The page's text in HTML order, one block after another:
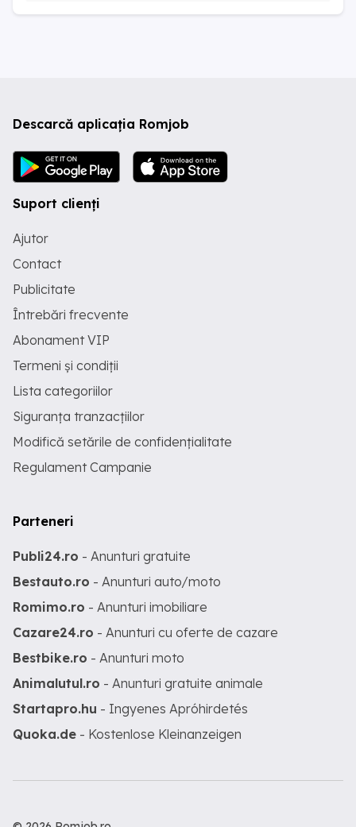
Descarcă aplicația Romjob
Suport clienți
Ajutor
Contact
Publicitate
Întrebări frecvente
Abonament VIP
Termeni și condiții
Lista categoriilor
Siguranța tranzacțiilor
Modifică setările de confidențialitate
Regulament Campanie
Parteneri
Publi24.ro - Anunturi gratuite
Bestauto.ro - Anunturi auto/moto
Romimo.ro - Anunturi imobiliare
Cazare24.ro - Anunturi cu oferte de cazare
Bestbike.ro - Anunturi moto
Animalutul.ro - Anunturi gratuite animale
Startapro.hu - Ingyenes Apróhirdetés
Quoka.de - Kostenlose Kleinanzeigen